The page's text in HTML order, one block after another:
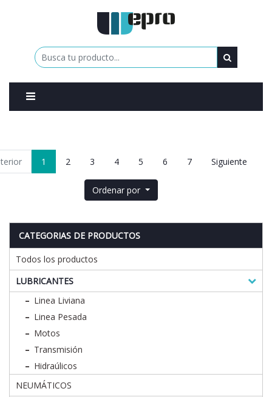
1 2 3 4 5 6 7 Siguiente
Ordenar por
CATEGORIAS DE PRODUCTOS
Todos los productos
LUBRICANTES
Linea Liviana
Linea Pesada
Motos
Transmisión
Hidraúlicos
NEUMÁTICOS